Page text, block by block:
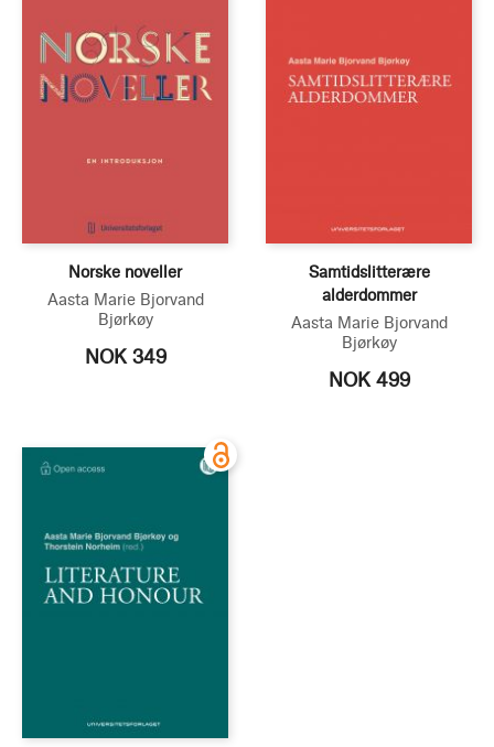
Norske noveller
Aasta Marie Bjorvand
Bjørkøy
NOK 349
Samtidslitterære
alderdommer
Aasta Marie Bjorvand
Bjørkøy
NOK 499